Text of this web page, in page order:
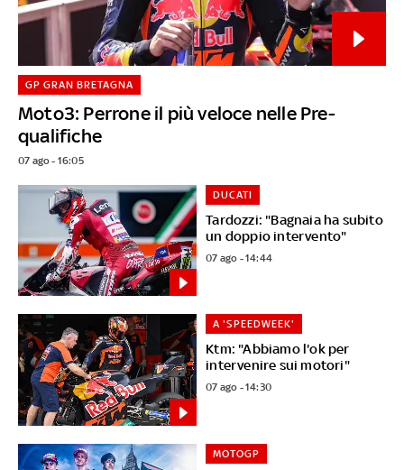
Moto3: Perrone il più veloce nelle Pre-
qualifiche
GP GRAN BRETAGNA
07 ago - 16:05
Tardozzi: "Bagnaia ha subito
un doppio intervento"
DUCATI
07 ago - 14:44
Ktm: "Abbiamo l'ok per
intervenire sui motori"
A 'SPEEDWEEK'
07 ago - 14:30
MOTOGP